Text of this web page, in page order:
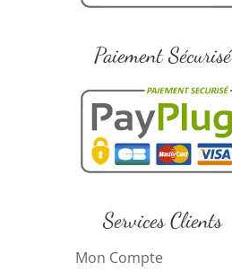
Paiement Sécurisé
Services Clients
Mon Compte